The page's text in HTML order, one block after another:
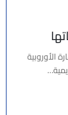
الأوروبية